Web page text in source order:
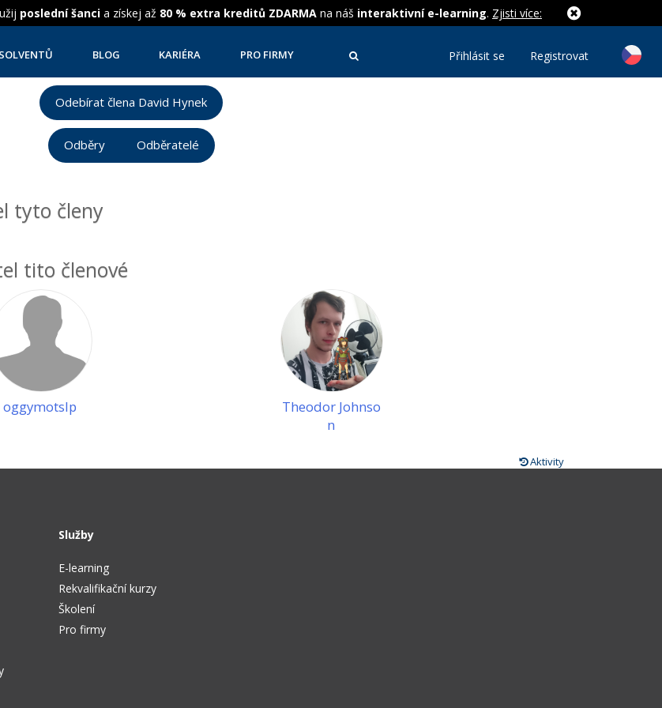
poslední šanci a získej až 80 % extra kreditů ZDARMA na náš interaktivní e-learning. Zjisti více:
BLOG KARIÉRA PRO FIRMY Přihlásit se Registrovat
Odebírat člena David Hynek
Odběry Odběratelé
tyto členy
tito členové
oggymotslp
Theodor Johnso
n
Aktivity
Služby
E-learning
Rekvalifikační kurzy
Školení
Pro firmy